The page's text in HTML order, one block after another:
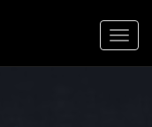
Toggle